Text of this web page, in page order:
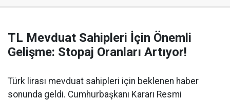
TL Mevduat Sahipleri İçin Önemli
Gelişme: Stopaj Oranları Artıyor!
Türk lirası mevduat sahipleri için beklenen haber
sonunda geldi. Cumhurbaşkanı Kararı Resmi